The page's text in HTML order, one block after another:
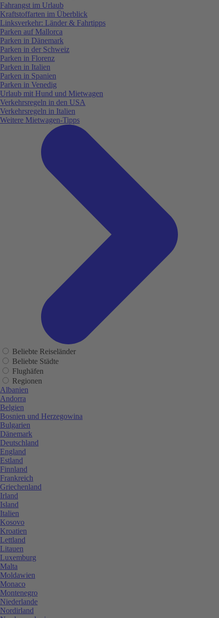
Fahrangst im Urlaub
Kraftstoffarten im Überblick
Linksverkehr: Länder & Fahrtipps
Parken auf Mallorca
Parken in Dänemark
Parken in der Schweiz
Parken in Florenz
Parken in Italien
Parken in Spanien
Parken in Venedig
Urlaub mit Hund und Mietwagen
Verkehrsregeln in den USA
Verkehrsregeln in Italien
Weitere Mietwagen-Tipps
Beliebte Reiseländer
Beliebte Städte
Flughäfen
Regionen
Albanien
Andorra
Belgien
Bosnien und Herzegowina
Bulgarien
Dänemark
Deutschland
England
Estland
Finnland
Frankreich
Griechenland
Irland
Island
Italien
Kosovo
Kroatien
Lettland
Litauen
Luxemburg
Malta
Moldawien
Monaco
Montenegro
Niederlande
Nordirland